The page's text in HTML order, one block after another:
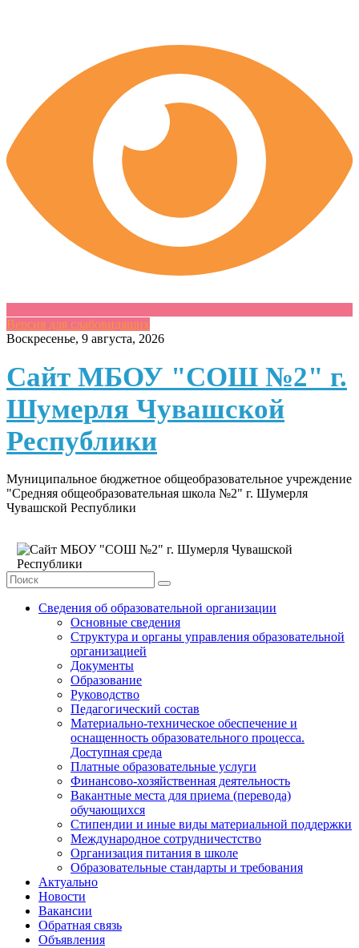
Версия для слабовидящих
Skip
content
Воскресенье, 9 августа, 2026
Сайт МБОУ "СОШ №2" г.
Шумерля Чувашской
Республики
Муниципальное бюджетное общеобразовательное учреждение
"Средняя общеобразовательная школа №2" г. Шумерля
Чувашской Республики
Сведения об образовательной организации
Основные сведения
Структура и органы управления образовательной
организацией
Документы
Образование
Руководство
Педагогический состав
Материально-техническое обеспечение и
оснащенность образовательного процесса.
Доступная среда
Платные образовательные услуги
Финансово-хозяйственная деятельность
Вакантные места для приема (перевода)
обучающихся
Стипендии и иные виды материальной поддержки
Международное сотрудничестство
Организация питания в школе
Образовательные стандарты и требования
Актуально
Новости
Вакансии
Обратная связь
Объявления